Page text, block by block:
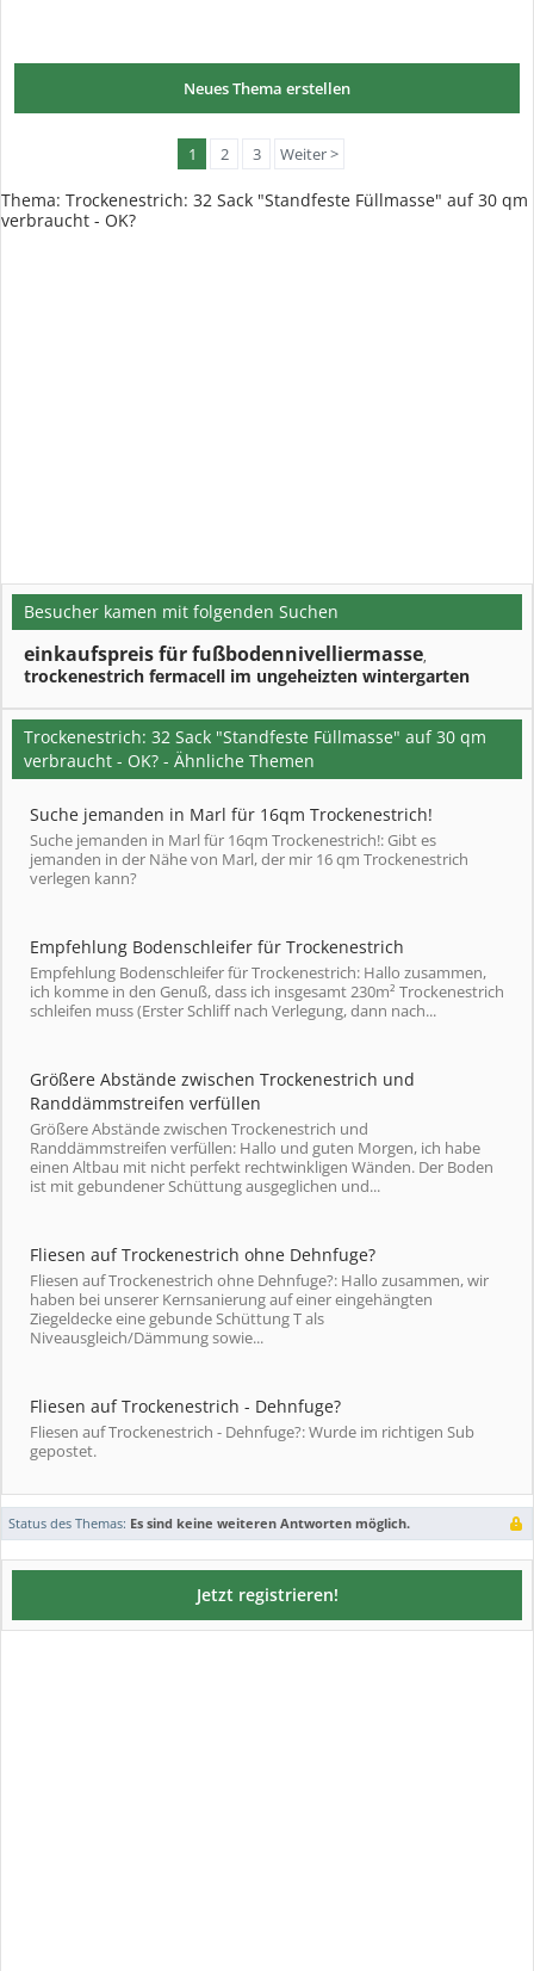
Neues Thema erstellen
1 2 3 Weiter >
Thema: Trockenestrich: 32 Sack "Standfeste Füllmasse" auf 30 qm
verbraucht - OK?
Besucher kamen mit folgenden Suchen
einkaufspreis für fußbodennivelliermasse,
trockenestrich fermacell im ungeheizten wintergarten
Trockenestrich: 32 Sack "Standfeste Füllmasse" auf 30 qm
verbraucht - OK? - Ähnliche Themen
Suche jemanden in Marl für 16qm Trockenestrich!
Suche jemanden in Marl für 16qm Trockenestrich!: Gibt es
jemanden in der Nähe von Marl, der mir 16 qm Trockenestrich
verlegen kann?
Empfehlung Bodenschleifer für Trockenestrich
Empfehlung Bodenschleifer für Trockenestrich: Hallo zusammen,
ich komme in den Genuß, dass ich insgesamt 230m² Trockenestrich
schleifen muss (Erster Schliff nach Verlegung, dann nach...
Größere Abstände zwischen Trockenestrich und
Randdämmstreifen verfüllen
Größere Abstände zwischen Trockenestrich und
Randdämmstreifen verfüllen: Hallo und guten Morgen, ich habe
einen Altbau mit nicht perfekt rechtwinkligen Wänden. Der Boden
ist mit gebundener Schüttung ausgeglichen und...
Fliesen auf Trockenestrich ohne Dehnfuge?
Fliesen auf Trockenestrich ohne Dehnfuge?: Hallo zusammen, wir
haben bei unserer Kernsanierung auf einer eingehängten
Ziegeldecke eine gebunde Schüttung T als
Niveausgleich/Dämmung sowie...
Fliesen auf Trockenestrich - Dehnfuge?
Fliesen auf Trockenestrich - Dehnfuge?: Wurde im richtigen Sub
gepostet.
Status des Themas: Es sind keine weiteren Antworten möglich.
Jetzt registrieren!